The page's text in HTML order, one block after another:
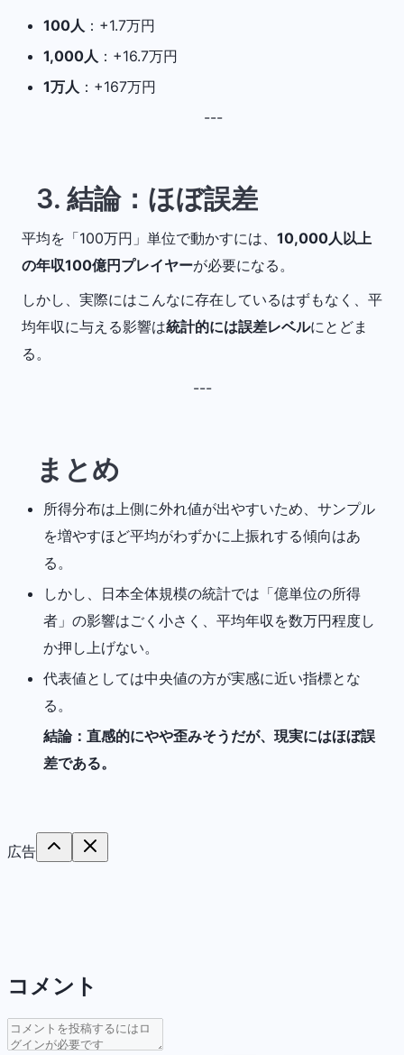
100人 ：+1.7万円
1,000人 ：+16.7万円
1万人 ：+167万円
---
3. 結論：ほぼ誤差
平均を「100万円」単位で動かすには、 10,000人以上
の年収100億円プレイヤーが必要になる。
しかし、実際にはこんなに存在しているはずもなく、平
均年収に与える影響は統計的には誤差レベルにとどま
る。
---
まとめ
所得分布は上側に外れ値が出やすいため、サンプル
を増やすほど平均がわずかに上振れする傾向はあ
る。
しかし、日本全体規模の統計では「億単位の所得
者」の影響はごく小さく、平均年収を数万円程度し
か押し上げない。
代表値としては中央値の方が実感に近い指標とな
る。
結論：直感的にやや歪みそうだが、現実にはほぼ誤
差である。
広告
コメント